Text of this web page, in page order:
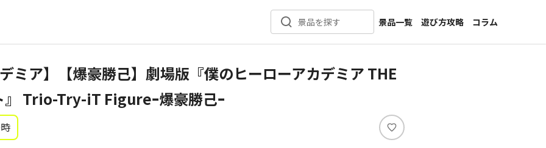
景品を探す
景品一覧
新着景品
遊び方攻略
コラム
インタビュー
ミア】【爆豪勝己】劇場版『僕のヒーローアカデミア THE
』 Trio-Try-iT Figureｰ爆豪勝己ｰ
い